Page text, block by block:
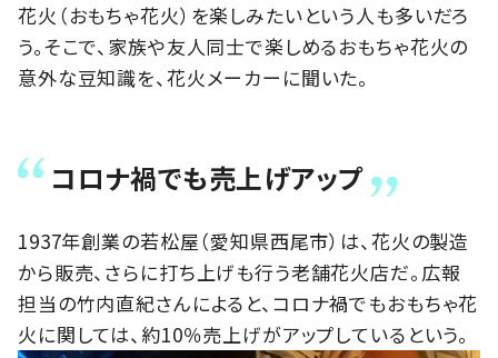
花火（おもちゃ花火）を楽しみたいという人も多いだろ
う。そこで、家族や友人同士で楽しめるおもちゃ花火の
意外な豆知識を、花火メーカーに聞いた。
コロナ禍でも売上げアップ
1937年創業の若松屋（愛知県西尾市）は、花火の製造
から販売、さらに打ち上げも行う老舗花火店だ。広報
担当の竹内直紀さんによると、コロナ禍でもおもちゃ花
火に関しては、約10％売上げがアップしているという。